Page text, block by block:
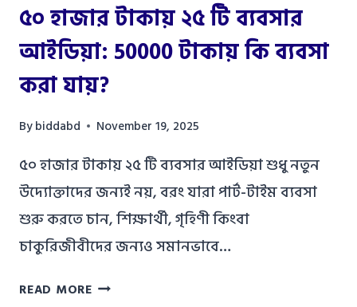
৫০ হাজার টাকায় ২৫ টি ব্যবসার
আইডিয়া: 50000 টাকায় কি ব্যবসা
করা যায়?
Bybiddabd November 19, 2025
৫০ হাজার টাকায় ২৫ টি ব্যবসার আইডিয়া শুধু নতুন
উদ্যোক্তাদের জন্যই নয়, বরং যারা পার্ট-টাইম ব্যবসা
শুরু করতে চান, শিক্ষার্থী, গৃহিণী কিংবা
চাকুরিজীবীদের জন্যও সমানভাবে…
READ MORE৫০